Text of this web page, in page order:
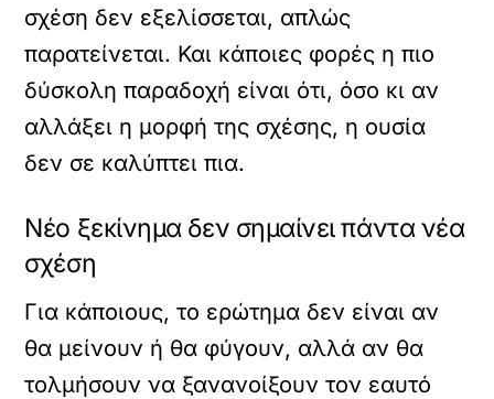
σχέση δεν εξελίσσεται, απλώς
παρατείνεται. Και κάποιες φορές η πιο
δύσκολη παραδοχή είναι ότι, όσο κι αν
αλλάξει η μορφή της σχέσης, η ουσία
δεν σε καλύπτει πια.
Νέο ξεκίνημα δεν σημαίνει πάντα νέα
σχέση
Για κάποιους, το ερώτημα δεν είναι αν
θα μείνουν ή θα φύγουν, αλλά αν θα
τολμήσουν να ξανανοίξουν τον εαυτό